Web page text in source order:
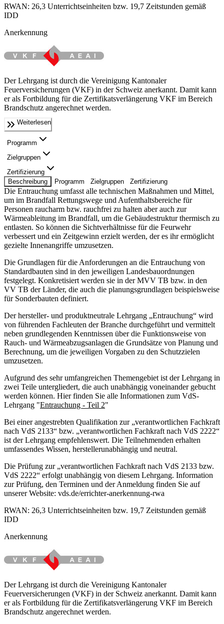
RWAN: 26,3 Unterrichtseinheiten bzw. 19,7 Zeitstunden gemäß
IDD
Anerkennung
Der Lehrgang ist durch die Vereinigung Kantonaler
Feuerversicherungen (VKF) in der Schweiz anerkannt. Damit kann
er als Fortbildung für die Zertifikatsverlängerung VKF im Bereich
Brandschutz angerechnet werden.
Weiterlesen
Programm
Zielgruppen
Zertifizierung
Beschreibung
Programm Zielgruppen Zertifizierung
Die Entrauchung umfasst alle technischen Maßnahmen und Mittel,
um im Brandfall Rettungswege und Aufenthaltsbereiche für
Personen raucharm bzw. rauchfrei zu halten aber auch zur
Wärmeableitung im Brandfall, um die Gebäudestruktur thermisch zu
entlasten. So können die Sichtverhältnisse für die Feurwehr
verbessert und ein Zeitgewinn erzielt werden, der es ihr ermöglicht
gezielte Innenangriffe umzusetzen.
Die Grundlagen für die Anforderungen an die Entrauchung von
Standardbauten sind in den jeweiligen Landesbauordnungen
festgelegt. Konkretisiert werden sie in der MVV TB bzw. in den
VV TB der Länder, die auch die planungsgrundlagen beispielsweise
für Sonderbauten definiert.
Der hersteller- und produktneutrale Lehrgang „Entrauchung“ wird
von führenden Fachleuten der Branche durchgeführt und vermittelt
neben grundlegenden Kenntnissen über die Funktionsweise von
Rauch- und Wärmeabzugsanlagen die Grundsätze von Planung und
Berechnung, um die jeweiligen Vorgaben zu den Schutzzielen
umzusetzen.
Aufgrund des sehr umfangreichen Themengebiet ist der Lehrgang in
zwei Teile untergliedert, die auch unabhängig voneinander gebucht
werden können. Hier finden Sie alle Informationen zum VdS-
Lehrgang "Entrauchung - Teil 2"
Bei einer angestrebten Qualifikation zur „verantwortlichen Fachkraft
nach VdS 2133“ bzw. „verantwortlichen Fachkraft nach VdS 2222“
ist der Lehrgang empfehlenswert. Die Teilnehmenden erhalten
umfassendes Wissen, herstellerunabhängig und neutral.
Die Prüfung zur „verantwortlichen Fachkraft nach VdS 2133 bzw.
VdS 2222“ erfolgt unabhängig von diesem Lehrgang. Information
zur Prüfung, den Terminen und der Anmeldung finden Sie auf
unserer Website: vds.de/errichter-anerkennung-rwa
RWAN: 26,3 Unterrichtseinheiten bzw. 19,7 Zeitstunden gemäß
IDD
Anerkennung
Der Lehrgang ist durch die Vereinigung Kantonaler
Feuerversicherungen (VKF) in der Schweiz anerkannt. Damit kann
er als Fortbildung für die Zertifikatsverlängerung VKF im Bereich
Brandschutz angerechnet werden.